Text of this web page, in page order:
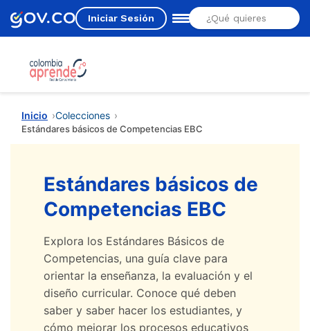
Iniciar Sesión
Estás aquí
Inicio Colecciones
Estándares básicos de Competencias EBC
Estándares básicos de
Competencias EBC
Explora los Estándares Básicos de
Competencias, una guía clave para
orientar la enseñanza, la evaluación y el
diseño curricular. Conoce qué deben
saber y saber hacer los estudiantes, y
cómo mejorar los procesos educativos